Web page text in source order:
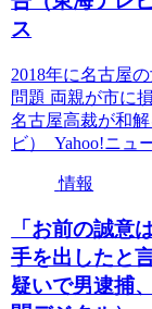
ス
2018年に名古屋
問題 両親が市に
名古屋高裁が和
ビ） Yahoo!ニュ
情報
「お前の誠意
手を出したと
疑いで男逮捕